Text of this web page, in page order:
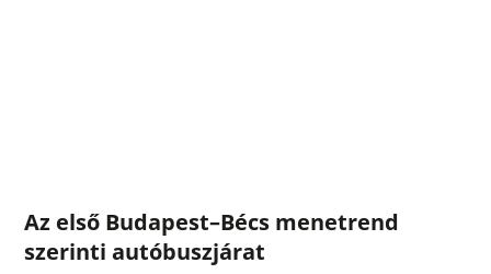
Az első Budapest–Bécs menetrend
szerinti autóbuszjárat